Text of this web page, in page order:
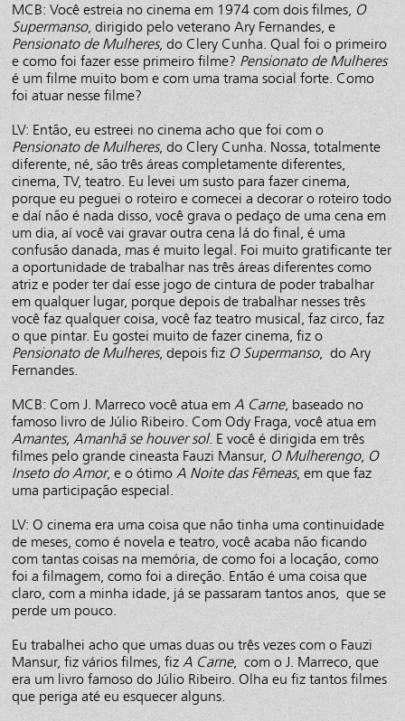
MCB: Você estreia no cinema em 1974 com dois filmes, O
Supermanso, dirigido pelo veterano Ary Fernandes, e
Pensionato de Mulheres, do Clery Cunha. Qual foi o primeiro
e como foi fazer esse primeiro filme? Pensionato de Mulheres
é um filme muito bom e com uma trama social forte. Como
foi atuar nesse filme?
LV: Então, eu estreei no cinema acho que foi com o
Pensionato de Mulheres, do Clery Cunha. Nossa, totalmente
diferente, né, são três áreas completamente diferentes,
cinema, TV, teatro. Eu levei um susto para fazer cinema,
porque eu peguei o roteiro e comecei a decorar o roteiro todo
e daí não é nada disso, você grava o pedaço de uma cena em
um dia, aí você vai gravar outra cena lá do final, é uma
confusão danada, mas é muito legal. Foi muito gratificante ter
a oportunidade de trabalhar nas três áreas diferentes como
atriz e poder ter daí esse jogo de cintura de poder trabalhar
em qualquer lugar, porque depois de trabalhar nesses três
você faz qualquer coisa, você faz teatro musical, faz circo, faz
o que pintar. Eu gostei muito de fazer cinema, fiz o
Pensionato de Mulheres, depois fiz O Supermanso, do Ary
Fernandes.
MCB: Com J. Marreco você atua emA Carne, baseado no
famoso livro de Júlio Ribeiro. Com Ody Fraga, você atua em
Amantes, Amanhã se houver sol. E você é dirigida em três
filmes pelo grande cineasta Fauzi Mansur, O Mulherengo, O
Inseto do Amor, e o ótimoA Noite das Fêmeas, em que faz
uma participação especial.
LV: O cinema era uma coisa que não tinha uma continuidade
de meses, como é novela e teatro, você acaba não ficando
com tantas coisas na memória, de como foi a locação, como
foi a filmagem, como foi a direção. Então é uma coisa que
claro, com a minha idade, já se passaram tantos anos, que se
perde um pouco.
Eu trabalhei acho que umas duas ou três vezes com o Fauzi
Mansur, fiz vários filmes, fizA Carne, com o J. Marreco, que
era um livro famoso do Júlio Ribeiro. Olha eu fiz tantos filmes
que periga até eu esquecer alguns.